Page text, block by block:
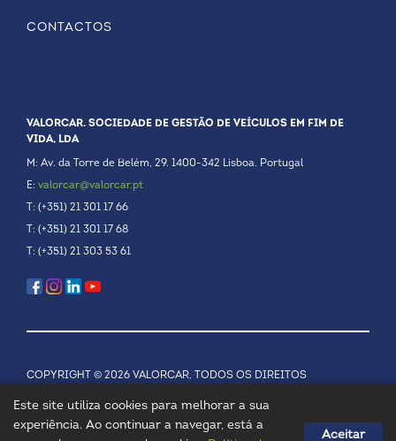
CONTACTOS
VALORCAR. SOCIEDADE DE GESTÃO DE VEÍCULOS EM FIM DE
VIDA, LDA
M: Av. da Torre de Belém, 29. 1400-342 Lisboa. Portugal
E: valorcar@valorcar.pt
T: (+351) 21 301 17 66
T: (+351) 21 301 17 68
T: (+351) 21 303 53 61
COPYRIGHT © 2026 VALORCAR, TODOS OS DIREITOS
Este site utiliza cookies para melhorar a sua
experiência. Ao continuar a navegar, está a
Aceitar